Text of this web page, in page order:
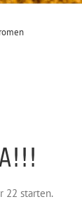
22 starten.